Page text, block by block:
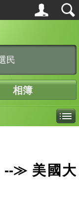
民
相簿
--≫ 美國大